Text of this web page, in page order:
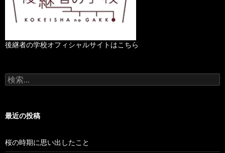
後継者の学校オフィシャルサイトはこちら
検
索
最近の投稿
桜の時期に思い出したこと